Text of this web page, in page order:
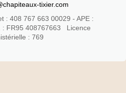
tixier.com
: 408 767 663 00029 - APE :
: FR95 408767663 Licence
: 769